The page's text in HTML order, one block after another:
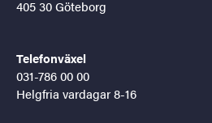
405 30 Göteborg
Telefonväxel
031-786 00 00
Helgfria vardagar 8-16